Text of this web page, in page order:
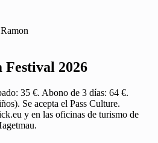
Festival 2026
35 €. Abono de 3 días: 64 €.
Se acepta el Pass Culture.
y en las oficinas de turismo de